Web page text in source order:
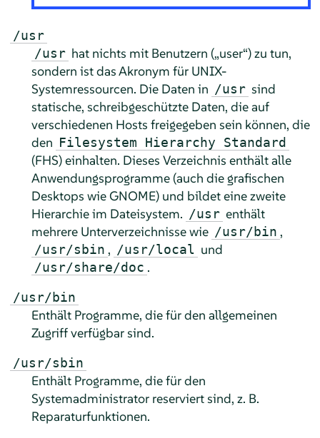
/usr
/usr hat nichts mit Benutzern („user“) zu tun,
sondern ist das Akronym für UNIX-
Systemressourcen. Die Daten in /usr sind
statische, schreibgeschützte Daten, die auf
verschiedenen Hosts freigegeben sein können, die
den Filesystem Hierarchy Standard
(FHS) einhalten. Dieses Verzeichnis enthält alle
Anwendungsprogramme (auch die grafischen
Desktops wie GNOME) und bildet eine zweite
Hierarchie im Dateisystem. /usr enthält
mehrere Unterverzeichnisse wie /usr/bin ,
/usr/sbin , /usr/local und
/usr/share/doc .
/usr/bin
Enthält Programme, die für den allgemeinen
Zugriff verfügbar sind.
/usr/sbin
Enthält Programme, die für den
Systemadministrator reserviert sind, z. B.
Reparaturfunktionen.